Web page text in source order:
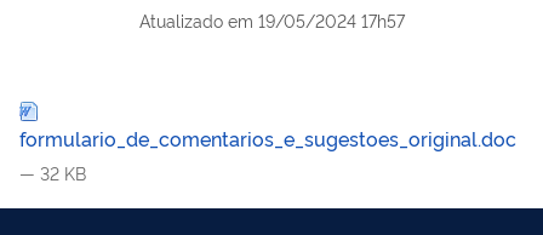
Atualizado em 19/05/2024 17h57
formulario_de_comentarios_e_sugestoes_original.doc
— 32 KB